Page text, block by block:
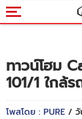
ทาวน์โฮม
101/1 ใกล้
โพสโดย : PURE / วั